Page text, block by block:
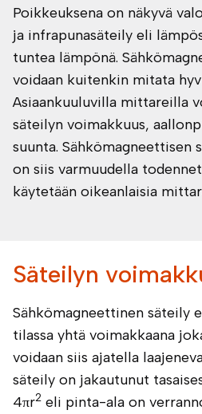
Poikkeuksena on näkyvä
ja infrapunasäteily eli
tuntea lämpönä.
voidaan kuitenkin mitata
Asiaankuuluvilla mittareilla
säteilyn voimakkuus,
suunta. Sähkömagneettisen
on siis varmuudella
käytetään oikeanlaisia
Säteilyn
Sähkömagneettinen säteily
tilassa yhtä voimakkaana
voidaan siis ajatella
säteily on jakautunut
4πr2 eli pinta-ala on